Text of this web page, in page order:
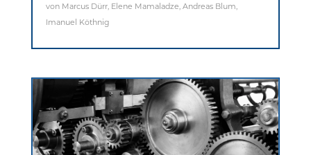
von Marcus Dürr, Elene Mamaladze Andreas Blum
Imanuel Köthnig